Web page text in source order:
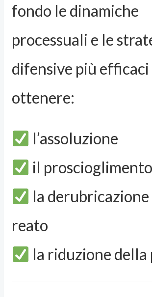
fondo le dinamiche
processuali e le
difensive più efficaci
ottenere:
l’assoluzione
il proscioglimento
la derubricazione
reato
la riduzione della